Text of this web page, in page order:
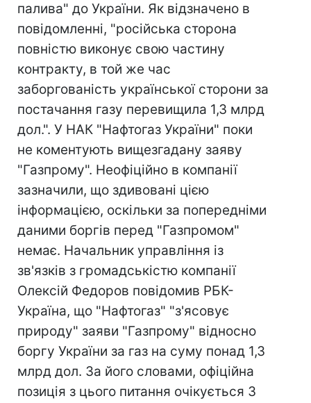
палива" до України. Як відзначено в
повідомленні, "російська сторона
повністю виконує свою частину
контракту, в той же час
заборгованість української сторони за
постачання газу перевищила 1,3 млрд
дол.". У НАК "Нафтогаз України" поки
не коментують вищезгадану заяву
"Газпрому". Неофіційно в компанії
зазначили, що здивовані цією
інформацією, оскільки за попередніми
даними боргів перед "Газпромом"
немає. Начальник управління із
зв'язків з громадськістю компанії
Олексій Федоров повідомив РБК-
Україна, що "Нафтогаз" "з'ясовує
природу" заяви "Газпрому" відносно
боргу України за газ на суму понад 1,3
млрд дол. За його словами, офіційна
позиція з цього питання очікується 3